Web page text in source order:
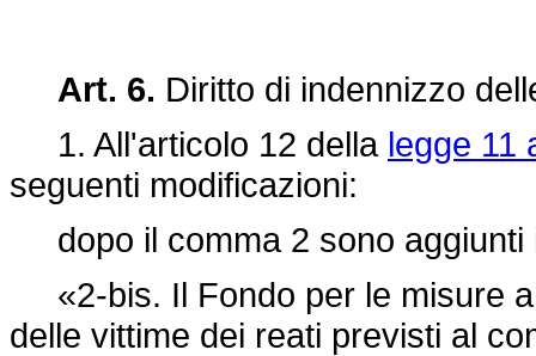
Art. 6. Diritto di indennizzo
1. All'articolo 12 della legge 11
seguenti modificazioni:
dopo il comma 2 sono aggiunti
«2-bis. Il Fondo per le misure
delle vittime dei reati previsti al